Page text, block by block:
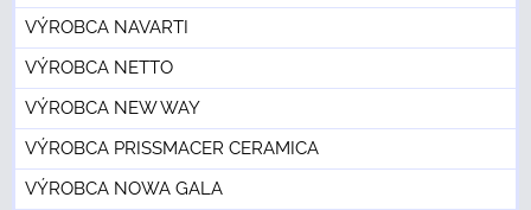
VÝROBCA NAVARTI
VÝROBCA NETTO
VÝROBCA NEW WAY
VÝROBCA PRISSMACER CERAMICA
VÝROBCA NOWA GALA